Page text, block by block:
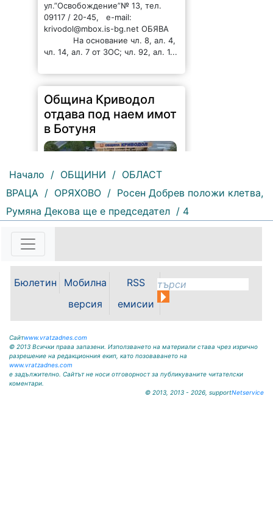
ул.”Освобождение”№ 13, тел.
09117 / 20-45, e-mail:
krivodol@mbox.is-bg.net ОБЯВА
На основание чл. 8, ал. 4,
чл. 14, ал. 7 от ЗОС; чл. 92, ал. 1...
Община Криводол
отдава под наем имот
в Ботуня
155 | 2026-08-07 11:30:54
ВРАЦА 3060 гр. Криводол, ул.
„Освобождение” № 13, тел.
09117/20-45, e-mail:
krivodol@mbox.is-bg.net ОБЯВА
На основание чл. 8, ал. 4,
чл. 14, ал. 7 от ЗОС; чл. 92, ал. 1...
Начало / ОБЩИНИ / ОБЛАСТ
ВРАЦА / ОРЯХОВО / Росен Добрев положи клетва,
Румяна Декова ще е председател / 4
Бюлетин
Мобилна
версия
RSS
емисии
Сайтwww.vratzadnes.com
© 2013 Всички права запазени. Използването на материали става чрез изрично
разрешение на редакционния екип, като позоваването на
www.vratzadnes.com
е задължително. Сайтът не носи отговорност за публикуваните читателски
коментари.
© 2013, 2013 - 2026, supportNetservice